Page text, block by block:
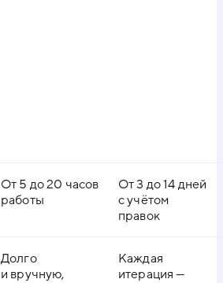
От 5 до 20 часов
работы
От 3 до 14 дней
с учётом
правок
Долго
и вручную,
Каждая
итерация —